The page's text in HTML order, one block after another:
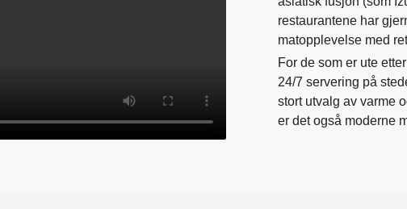
restaurantene har
matopplevelse med
For de som er ute
24/7 servering på
stort utvalg av varme
er det også moderne